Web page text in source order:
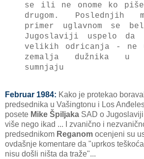
se ili ne onome ko
drugom. Poslednjih
primer uglavnom se
Jugoslaviji uspelo da
velikih odricanja - ne
zemalja dužnika
sumnjaju
Februar 1984: Kako je protekao
predsednika u Vašingtonu i Los
posete Mike Špiljaka SAD o
više nego ikad ... I zvanično i
predsednikom Reganom ocenjeni su
ovdašnje komentare da "uprkos
nisu došli ništa da traže"...